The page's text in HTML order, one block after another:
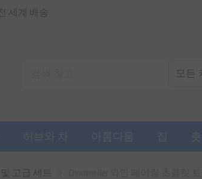
세계 배송
허브와 차 아름다움 집
고급 세트